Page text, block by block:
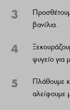
3
βανίλια.
4
ψυγείο για
5
Πλάθουμε
αλείφουμε